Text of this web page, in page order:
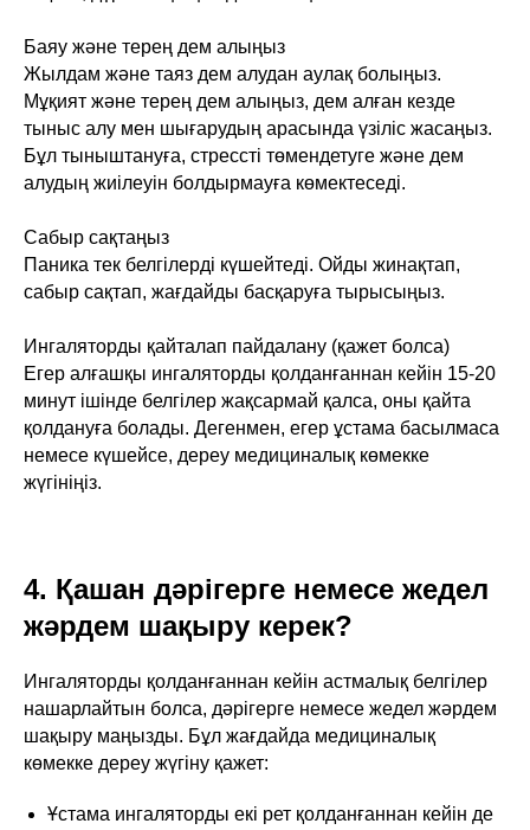
Баяу және терең дем алыңыз
Жылдам және таяз дем алудан аулақ болыңыз.
Мұқият және терең дем алыңыз, дем алған кезде
тыныс алу мен шығарудың арасында үзіліс жасаңыз.
Бұл тыныштануға, стрессті төмендетуге және дем
алудың жиілеуін болдырмауға көмектеседі.
Сабыр сақтаңыз
Паника тек белгілерді күшейтеді. Ойды жинақтап,
сабыр сақтап, жағдайды басқаруға тырысыңыз.
Ингаляторды қайталап пайдалану (қажет болса)
Егер алғашқы ингаляторды қолданғаннан кейін 15-20
минут ішінде белгілер жақсармай қалса, оны қайта
қолдануға болады. Дегенмен, егер ұстама басылмаса
немесе күшейсе, дереу медициналық көмекке
жүгініңіз.
4. Қашан дәрігерге немесе жедел
жәрдем шақыру керек?
Ингаляторды қолданғаннан кейін астмалық белгілер
нашарлайтын болса, дәрігерге немесе жедел жәрдем
шақыру маңызды. Бұл жағдайда медициналық
көмекке дереу жүгіну қажет:
Ұстама ингаляторды екі рет қолданғаннан кейін де